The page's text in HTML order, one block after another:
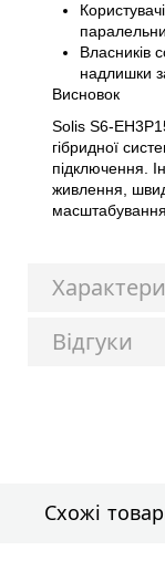
Власників
надлишки
Висновок
Solis S6-
гібридної
підключення.
живлення,
Відгуки
Схожі